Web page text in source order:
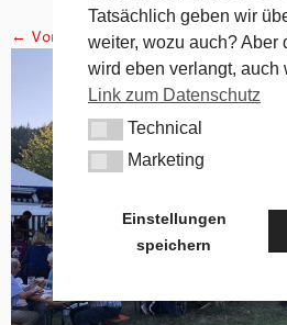
← Vorheriges
Tatsächlich geben wir
weiter, wozu auch? Aber
wird eben verlangt, auch
Link zum Datenschutz
TechnicalTechnical
MarketingMarketing
Einstellungen
speichern